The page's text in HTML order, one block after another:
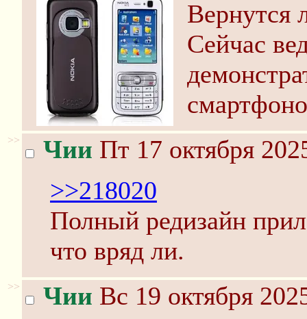
Вернутся
Сейчас
>> Чии Пт 17 октября
>>218020
Полный редизайн
что вряд ли.
>> Чии Вс 19 октября